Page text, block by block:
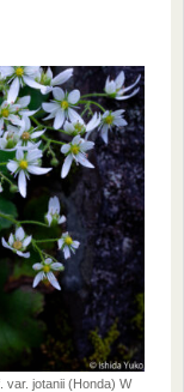
var. jotanii (Honda) W